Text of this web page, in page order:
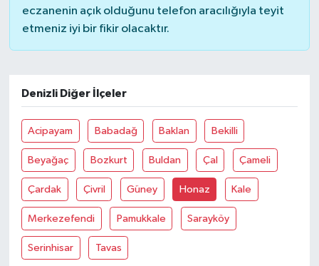
eczanenin açık olduğunu telefon aracılığıyla teyit
etmeniz iyi bir fikir olacaktır.
Denizli Diğer İlçeler
Acipayam Babadağ Baklan Bekilli
Beyağaç Bozkurt Buldan Çal Çameli
Çardak Çivril Güney Honaz Kale
Merkezefendi Pamukkale Sarayköy
Serinhisar Tavas